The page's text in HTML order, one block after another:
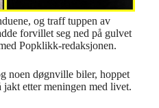
og traff tuppen av
forvillet seg ned på gulvet
Popklikk-redaksjonen.
noen døgnville biler, hoppet
etter meningen med livet.